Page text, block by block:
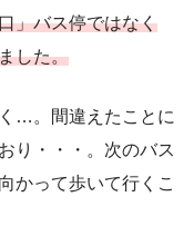
」バス停ではなく
した。
…。間違えたことに
り・・・。次のバス
かって歩いて行くこ